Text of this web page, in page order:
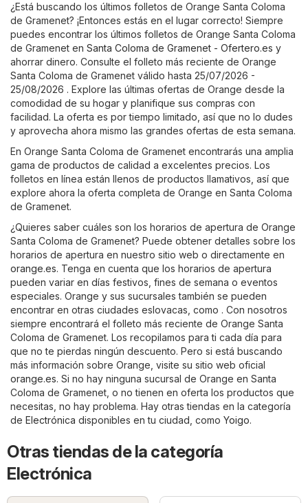
¿Está buscando los últimos folletos de Orange Santa Coloma
de Gramenet? ¡Entonces estás en el lugar correcto! Siempre
puedes encontrar los últimos folletos de Orange Santa Coloma
de Gramenet en Santa Coloma de Gramenet - Ofertero.es y
ahorrar dinero. Consulte el folleto más reciente de Orange
Santa Coloma de Gramenet válido hasta 25/07/2026 -
25/08/2026 . Explore las últimas ofertas de Orange desde la
comodidad de su hogar y planifique sus compras con
facilidad. La oferta es por tiempo limitado, así que no lo dudes
y aprovecha ahora mismo las grandes ofertas de esta semana.
En Orange Santa Coloma de Gramenet encontrarás una amplia
gama de productos de calidad a excelentes precios. Los
folletos en línea están llenos de productos llamativos, así que
explore ahora la oferta completa de Orange en Santa Coloma
de Gramenet.
¿Quieres saber cuáles son los horarios de apertura de Orange
Santa Coloma de Gramenet? Puede obtener detalles sobre los
horarios de apertura en nuestro sitio web o directamente en
orange.es. Tenga en cuenta que los horarios de apertura
pueden variar en días festivos, fines de semana o eventos
especiales. Orange y sus sucursales también se pueden
encontrar en otras ciudades eslovacas, como . Con nosotros
siempre encontrará el folleto más reciente de Orange Santa
Coloma de Gramenet. Los recopilamos para ti cada día para
que no te pierdas ningún descuento. Pero si está buscando
más información sobre Orange, visite su sitio web oficial
orange.es. Si no hay ninguna sucursal de Orange en Santa
Coloma de Gramenet, o no tienen en oferta los productos que
necesitas, no hay problema. Hay otras tiendas en la categoría
de Electrónica disponibles en tu ciudad, como Yoigo.
Otras tiendas de la categoría
Electrónica